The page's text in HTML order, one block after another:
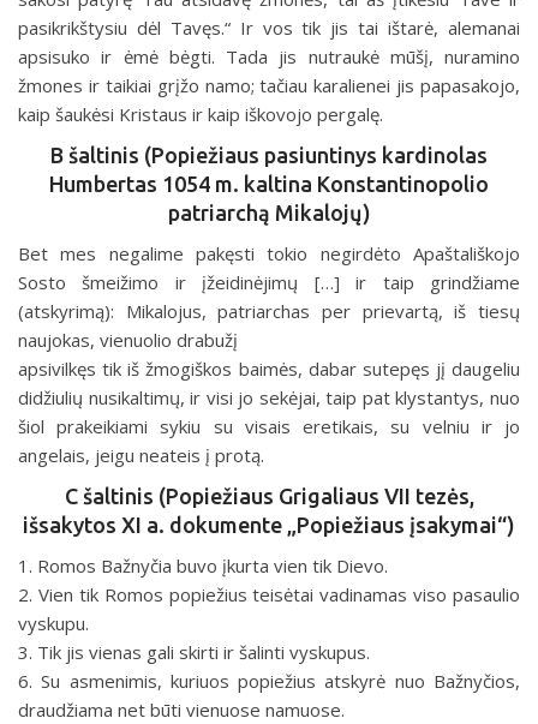
pasikrikštysiu dėl Tavęs.“ Ir vos tik jis tai ištarė, alemanai
apsisuko ir ėmė bėgti. Tada jis nutraukė mūšį, nuramino
žmones ir taikiai grįžo namo; tačiau karalienei jis papasakojo,
kaip šaukėsi Kristaus ir kaip iškovojo pergalę.
B šaltinis (Popiežiaus pasiuntinys kardinolas
Humbertas 1054 m. kaltina Konstantinopolio
patriarchą Mikalojų)
Bet mes negalime pakęsti tokio negirdėto Apaštališkojo
Sosto šmeižimo ir įžeidinėjimų […] ir taip grindžiame
(atskyrimą): Mikalojus, patriarchas per prievartą, iš tiesų
naujokas, vienuolio drabužį
apsivilkęs tik iš žmogiškos baimės, dabar sutepęs jį daugeliu
didžiulių nusikaltimų, ir visi jo sekėjai, taip pat klystantys, nuo
šiol prakeikiami sykiu su visais eretikais, su velniu ir jo
angelais, jeigu neateis į protą.
C šaltinis (Popiežiaus Grigaliaus VII tezės,
išsakytos XI a. dokumente „Popiežiaus įsakymai“)
1. Romos Bažnyčia buvo įkurta vien tik Dievo.
2. Vien tik Romos popiežius teisėtai vadinamas viso pasaulio
vyskupu.
3. Tik jis vienas gali skirti ir šalinti vyskupus.
6. Su asmenimis, kuriuos popiežius atskyrė nuo Bažnyčios,
draudžiama net būti vienuose namuose.